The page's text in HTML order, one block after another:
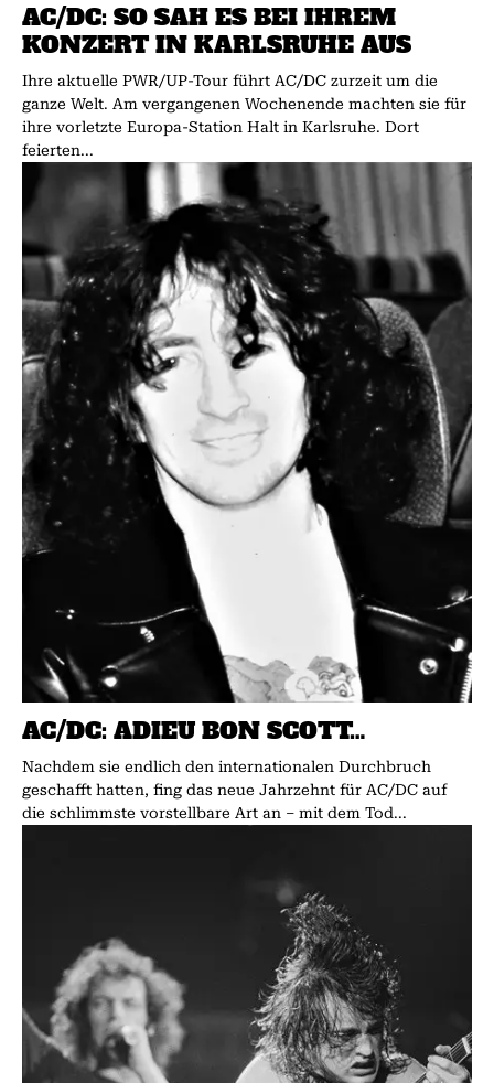
AC/DC: SO SAH ES BEI IHREM
KONZERT IN KARLSRUHE AUS
Ihre aktuelle PWR/UP-Tour führt AC/DC zurzeit um die
ganze Welt. Am vergangenen Wochenende machten sie für
ihre vorletzte Europa-Station Halt in Karlsruhe. Dort
feierten...
AC/DC: ADIEU BON SCOTT…
Nachdem sie endlich den internationalen Durchbruch
geschafft hatten, fing das neue Jahrzehnt für AC/DC auf
die schlimmste vorstellbare Art an – mit dem Tod...